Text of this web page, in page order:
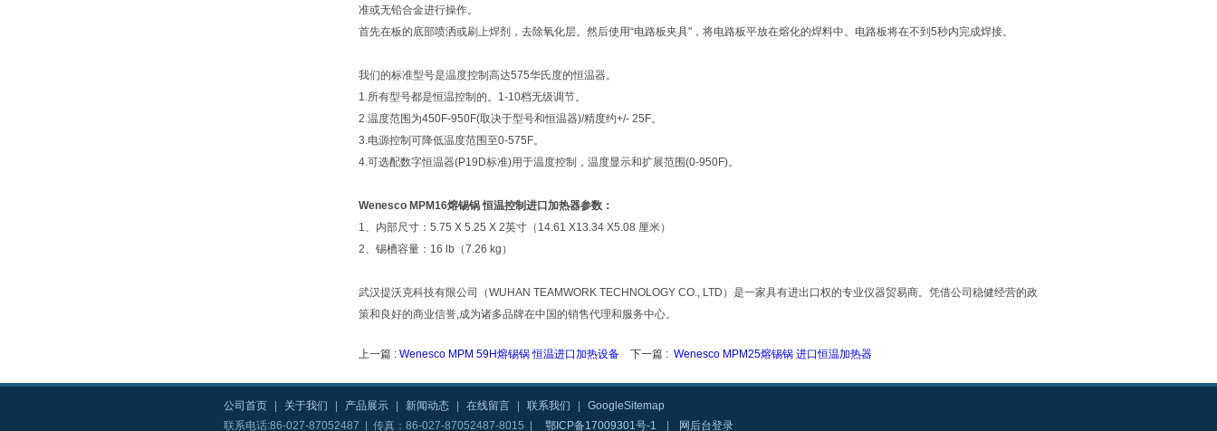
准或无铅合金进行操作。
首先在板的底部喷洒或刷上焊剂，去除氧化层。然后使用“电路板夹具"，将电路板平放在熔化的焊料中。电路板将在不到5秒内完成焊接。
我们的标准型号是温度控制高达575华氏度的恒温器。
1.所有型号都是恒温控制的。1-10档无级调节。
2.温度范围为450F-950F(取决于型号和恒温器)/精度约+/- 25F。
3.电源控制可降低温度范围至0-575F。
4.可选配数字恒温器(P19D标准)用于温度控制，温度显示和扩展范围(0-950F)。
Wenesco MPM16熔锡锅 恒温控制进口加热器参数：
1、内部尺寸：5.75 X 5.25 X 2英寸（14.61 X13.34 X5.08 厘米）
2、锡槽容量：16 lb（7.26 kg）
武汉提沃克科技有限公司（WUHAN TEAMWORK TECHNOLOGY CO., LTD）是一家具有进出口权的专业仪器贸易商。凭借公司稳健经营的政
策和良好的商业信誉,成为诸多品牌在中国的销售代理和服务中心。
上一篇 : Wenesco MPM 59H熔锡锅 恒温进口加热设备 下一篇 : Wenesco MPM25熔锡锅 进口恒温加热器
公司首页 关于我们 产品展示 新闻动态 在线留言 联系我们
GoogleSitemap
联系电话:86-027-87052487 | 传真：86-027-87052487-8015 |
鄂ICP备17009301号-1 网后台登录